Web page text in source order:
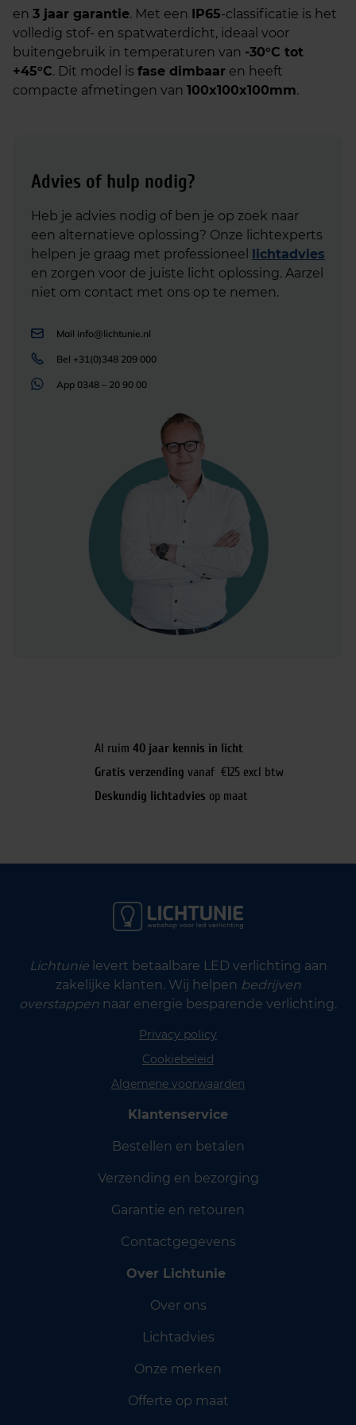
en 3 jaar garantie. Met een IP65-classificatie is het
volledig stof- en spatwaterdicht, ideaal voor
buitengebruik in temperaturen van -30°C tot
+45°C. Dit model is fase dimbaar en heeft
compacte afmetingen van 100x100x100mm.
Advies of hulp nodig?
Heb je advies nodig of ben je op zoek naar
een alternatieve oplossing? Onze lichtexperts
helpen je graag met professioneel lichtadvies
en zorgen voor de juiste licht oplossing. Aarzel
niet om contact met ons op te nemen.
Mail info@lichtunie.nl
Bel +31(0)348 209 000
App 0348 – 20 90 00
Al ruim 40 jaar kennis in licht
Gratis verzending vanaf €125 excl btw
Deskundig lichtadvies op maat
Lichtunielevert betaalbare LED verlichting aan
zakelijke klanten. Wij helpen bedrijven
overstappen naar energie besparende verlichting.
Privacy policy
Cookiebeleid
Algemene voorwaarden
Klantenservice
Bestellen en betalen
Verzending en bezorging
Garantie en retouren
Contactgegevens
Over Lichtunie
Over ons
Lichtadvies
Onze merken
Offerte op maat